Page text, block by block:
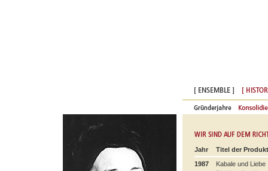
Jahr
Titel der
1987
Kabale und Liebe